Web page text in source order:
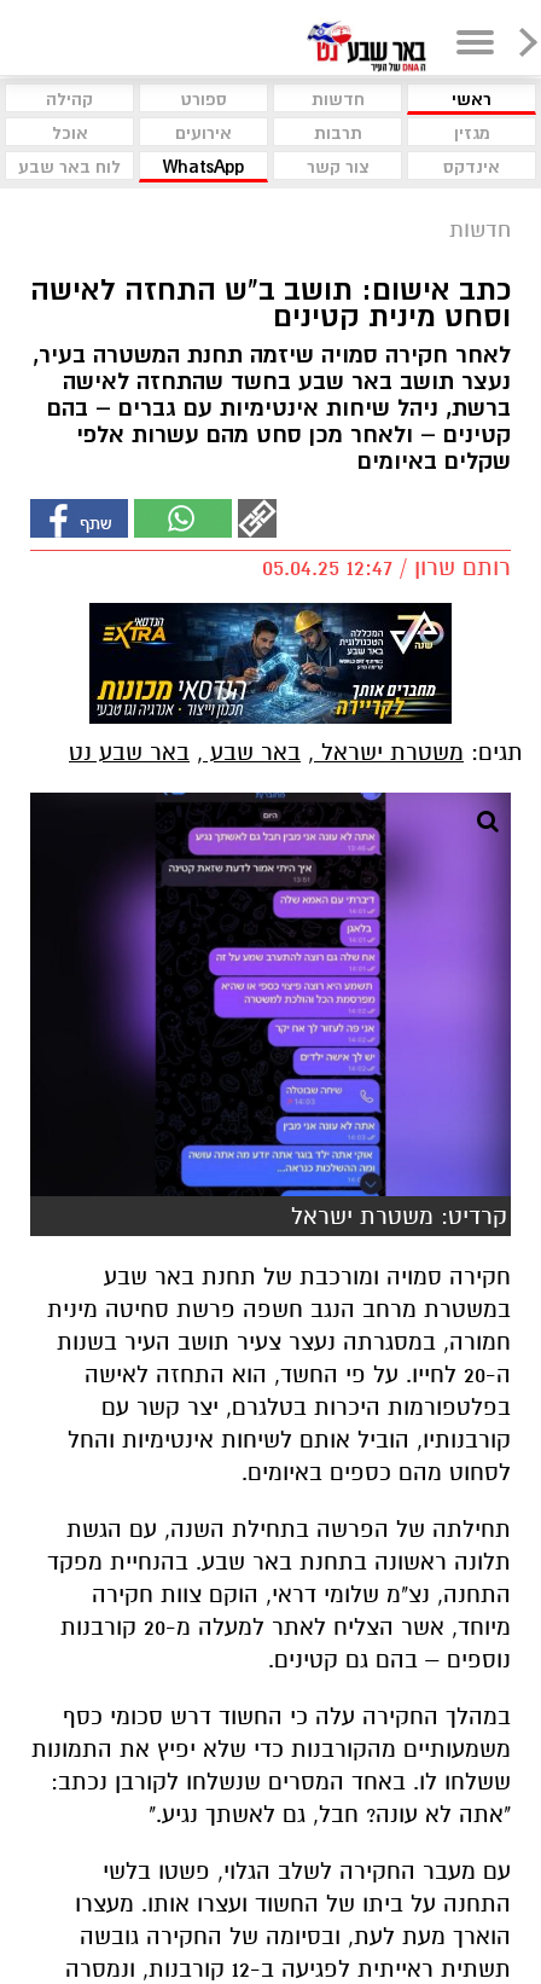
ראשי חדשות ספורט
קהילה
מגזין
תרבות אירועים
אוכל
אינדקס
צור קשר WhatsApp לוח באר שבע
חדשות
כתב אישום: תושב ב"ש התחזה לאישה
וסחט מינית קטינים
לאחר חקירה סמויה שיזמה תחנת המשטרה בעיר,
נעצר תושב באר שבע בחשד שהתחזה לאישה
ברשת, ניהל שיחות אינטימיות עם גברים – בהם
קטינים – ולאחר מכן סחט מהם עשרות אלפי
שקלים באיומים
רותם שרון / 12:47 05.04.25
תגים: משטרת ישראל , באר שבע , באר שבע נט
קרדיט: משטרת ישראל
חקירה סמויה ומורכבת של תחנת באר שבע
במשטרת מרחב הנגב חשפה פרשת סחיטה מינית
חמורה, במסגרתה נעצר צעיר תושב העיר בשנות
ה-20 לחייו. על פי החשד, הוא התחזה לאישה
בפלטפורמות היכרות בטלגרם, יצר קשר עם
קורבנותיו, הוביל אותם לשיחות אינטימיות והחל
לסחוט מהם כספים באיומים.
תחילתה של הפרשה בתחילת השנה, עם הגשת
תלונה ראשונה בתחנת באר שבע. בהנחיית מפקד
התחנה, נצ"מ שלומי דראי, הוקם צוות חקירה
מיוחד, אשר הצליח לאתר למעלה מ-20 קורבנות
נוספים – בהם גם קטינים.
במהלך החקירה עלה כי החשוד דרש סכומי כסף
משמעותיים מהקורבנות כדי שלא יפיץ את התמונות
ששלחו לו. באחד המסרים שנשלחו לקורבן נכתב:
"אתה לא עונה? חבל, גם לאשתך נגיע."
עם מעבר החקירה לשלב הגלוי, פשטו בלשי
התחנה על ביתו של החשוד ועצרו אותו. מעצרו
הוארך מעת לעת, ובסיומה של החקירה גובשה
תשתית ראייתית לפגיעה ב-12 קורבנות, ונמסרה